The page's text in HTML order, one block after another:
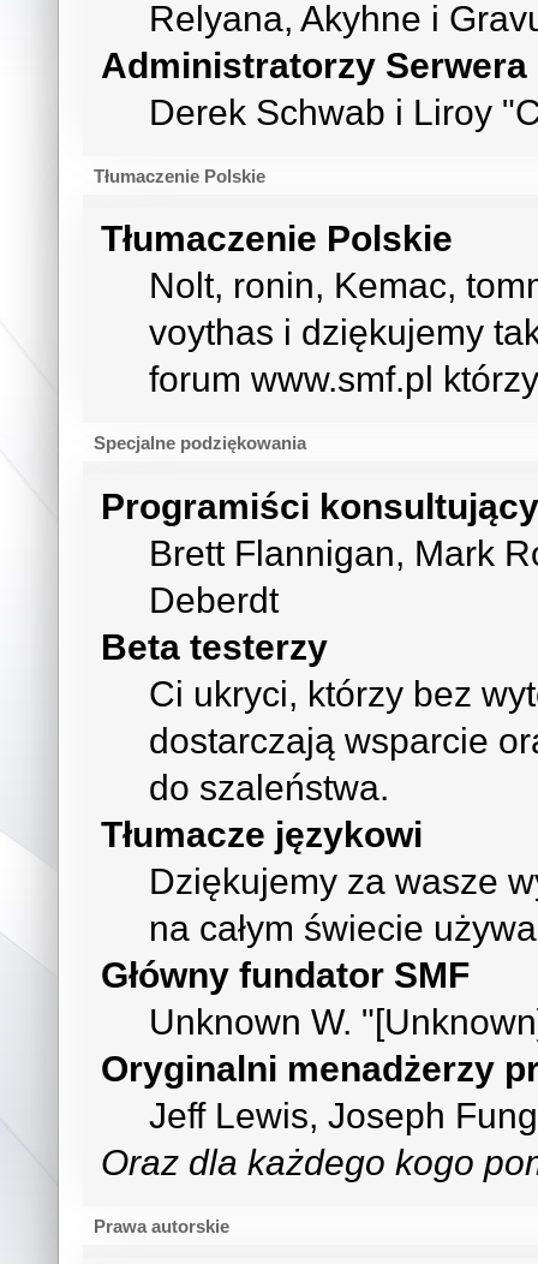
Relyana, Akyhne i
Administratorzy Serwera
Derek Schwab i Liroy
Tłumaczenie Polskie
Tłumaczenie Polskie
Nolt, ronin, Kemac,
voythas i dziękujemy
forum www.smf.pl
Specjalne podziękowania
Programiści konsultujący
Brett Flannigan, Mark
Deberdt
Beta testerzy
Ci ukryci, którzy bez
dostarczają wsparcie
do szaleństwa.
Tłumacze językowi
Dziękujemy za wasze
na całym świecie
Główny fundator SMF
Unknown W.
Oryginalni menadżerzy
Jeff Lewis, Joseph
Oraz dla każdego kogo
Prawa autorskie